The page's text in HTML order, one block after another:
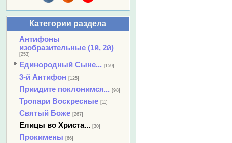
Категории раздела
Антифоны
изобразительные (1й, 2й)
[253]
Единородный Сыне... [159]
3-й Антифон [125]
Приидите поклонимся... [98]
Тропари Воскресные [11]
Святый Боже [267]
Елицы во Христа... [30]
Прокимены [66]